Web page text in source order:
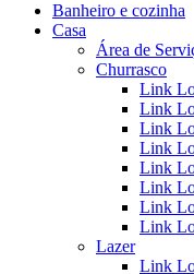
Banheiro e cozinha
Casa
Área de
Churrasco
Link
Link
Link
Link
Link
Link
Link
Link
Lazer
Link